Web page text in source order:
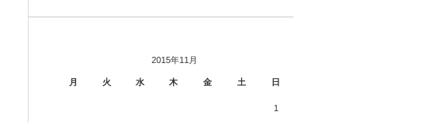
2015年11月
月 火 水 木 金 土 日
1